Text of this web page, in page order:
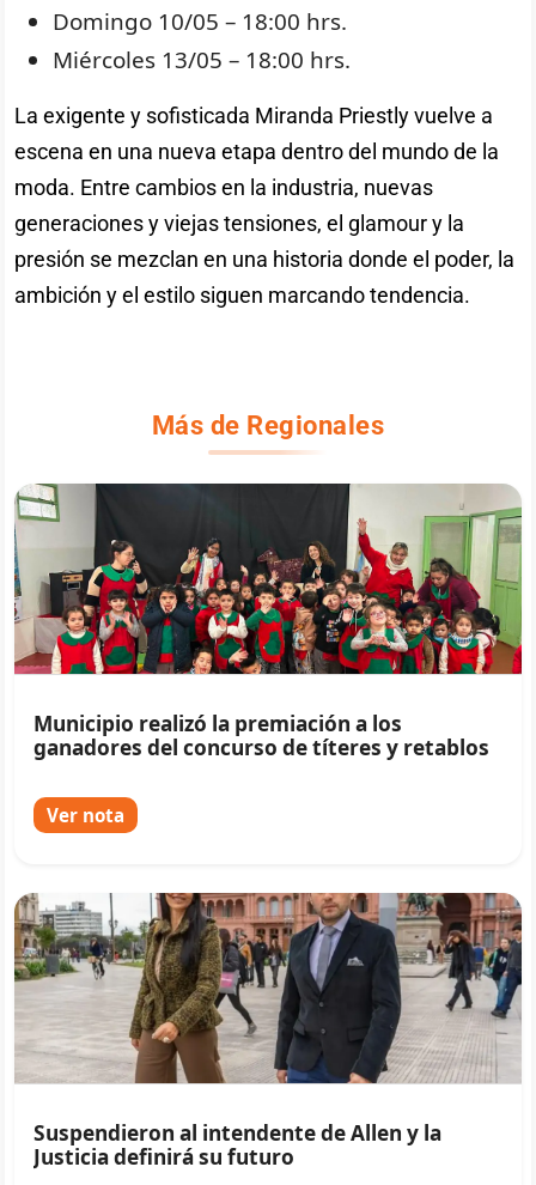
Domingo 10/05 – 18:00 hrs.
Miércoles 13/05 – 18:00 hrs.
La exigente y sofisticada Miranda Priestly vuelve a
escena en una nueva etapa dentro del mundo de la
moda. Entre cambios en la industria, nuevas
generaciones y viejas tensiones, el glamour y la
presión se mezclan en una historia donde el poder, la
ambición y el estilo siguen marcando tendencia.
Más de Regionales
Municipio realizó la premiación a los
ganadores del concurso de títeres y retablos
Ver nota
Suspendieron al intendente de Allen y la
Justicia definirá su futuro